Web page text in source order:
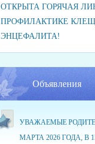
ОТКРЫТА ГОРЯЧАЯ
ПРОФИЛАКТИКЕ
ЭНЦЕФАЛИТА!
Объявления
УВАЖАЕМЫЕ
МАРТА 2026 ГОДА, В